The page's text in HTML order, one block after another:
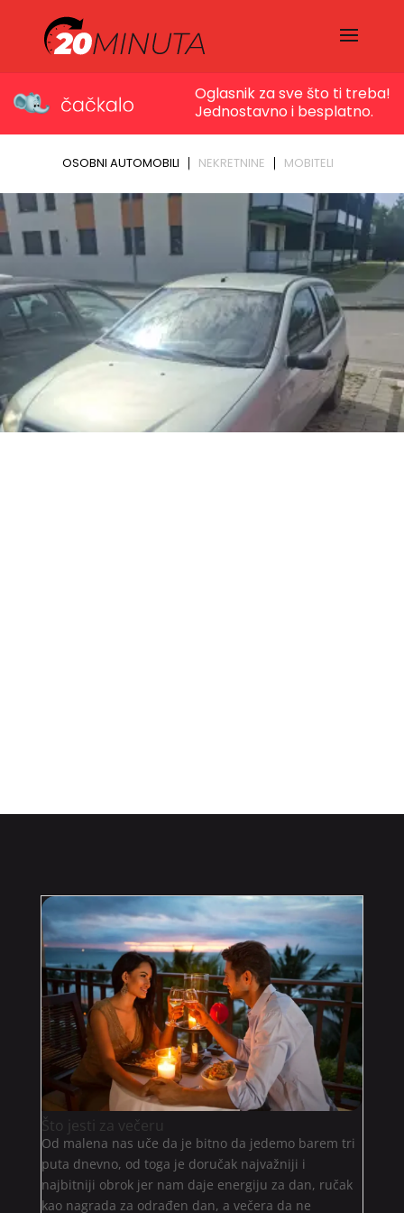
Što jesti za večeru
Od malena nas uče da je bitno da jedemo barem tri
puta dnevno, od toga je doručak najvažniji i
najbitniji obrok jer nam daje energiju za dan, ručak
kao nagrada za odrađen dan, a večera da ne